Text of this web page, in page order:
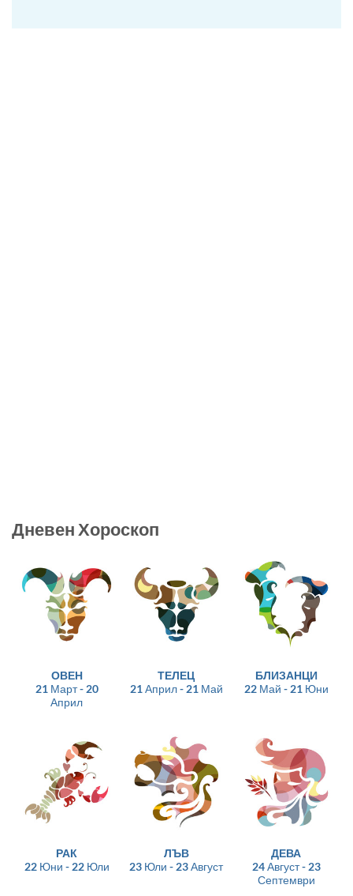
Дневен Хороскоп
ОВЕН
21 Март - 20
Април
ТЕЛЕЦ
21 Април - 21 Май
БЛИЗАНЦИ
22 Май - 21 Юни
РАК
22 Юни - 22 Юли
ЛЪВ
23 Юли - 23 Август
ДЕВА
24 Август - 23
Септември